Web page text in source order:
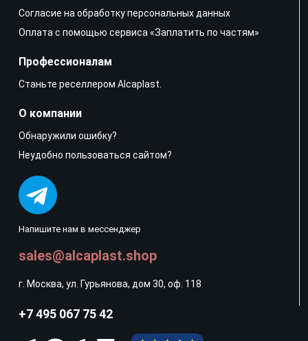
Напишите нам в мессенджер
sales@alcaplast.shop
г. Москва, ул. Гурьянова, дом 30, оф. 118
Согласие на обработку персональных данных
Оплата с помощью сервиса «Заплатить по частям»
Профессионалам
Станьте реселлером Alcaplast.
О компании
Обнаружили ошибку?
Неудобно пользоваться сайтом?
+7 495 067 75 42